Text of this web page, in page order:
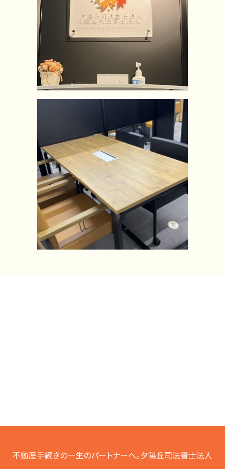
不動産手続きの一生のパートナーへ。夕陽丘司法書士法人